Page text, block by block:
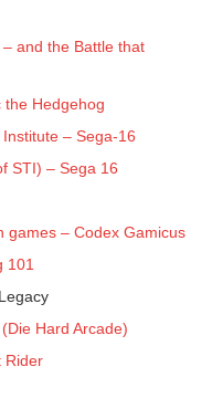
and the Battle that
the Hedgehog
Institute – Sega-16
STI) – Sega 16
games – Codex Gamicus
101
Hard Arcade)
Rider